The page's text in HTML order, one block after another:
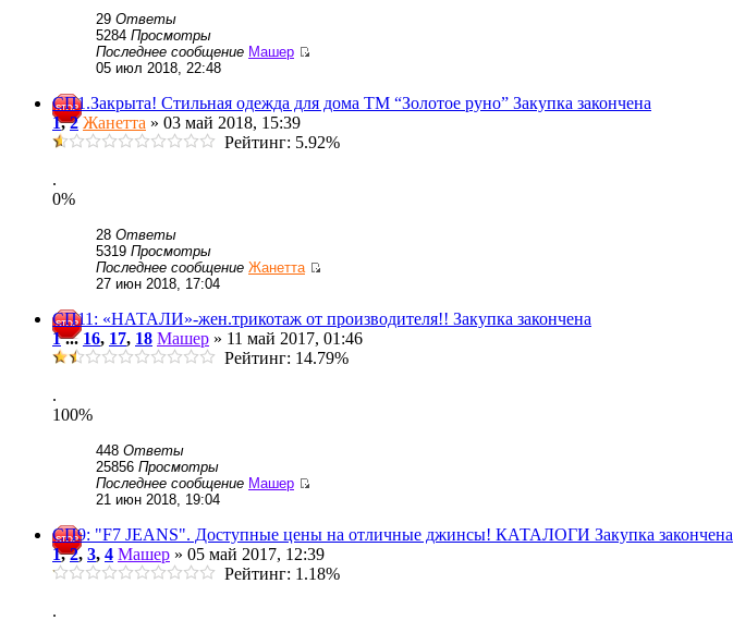
29 Ответы
5284 Просмотры
Последнее сообщение Машер
05 июл 2018, 22:48
СП1.Закрыта! Стильная одежда для дома ТМ “Золотое руно” Закупка закончена
1,2 Жанетта » 03 май 2018, 15:39
Рейтинг: 5.92%
.
0%
28 Ответы
5319 Просмотры
Последнее сообщение Жанетта
27 июн 2018, 17:04
СП11: «НАТАЛИ»-жен.трикотаж от производителя!! Закупка закончена
1...16, 17, 18 Машер » 11 май 2017, 01:46
Рейтинг: 14.79%
.
100%
448 Ответы
25856 Просмотры
Последнее сообщение Машер
21 июн 2018, 19:04
СП9: "F7 JEANS". Доступные цены на отличные джинсы! КАТАЛОГИ Закупка закончена
1,2, 3, 4 Машер » 05 май 2017, 12:39
Рейтинг: 1.18%
.